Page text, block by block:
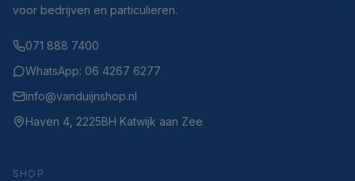
voor bedrijven en particulieren.
071 888 7400
WhatsApp: 06 4267 6277
info@vanduijnshop.nl
Haven 4, 2225BH Katwijk aan Zee
SHOP